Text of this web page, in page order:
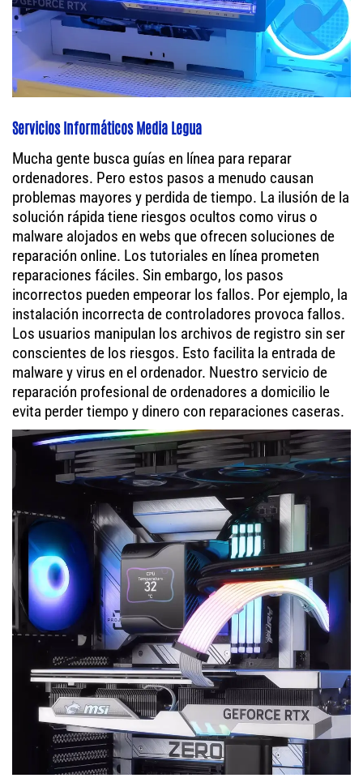
Servicios Informáticos Media Legua
Mucha gente busca guías en línea para reparar
ordenadores. Pero estos pasos a menudo causan
problemas mayores y perdida de tiempo. La ilusión de la
solución rápida tiene riesgos ocultos como virus o
malware alojados en webs que ofrecen soluciones de
reparación online. Los tutoriales en línea prometen
reparaciones fáciles. Sin embargo, los pasos
incorrectos pueden empeorar los fallos. Por ejemplo, la
instalación incorrecta de controladores provoca fallos.
Los usuarios manipulan los archivos de registro sin ser
conscientes de los riesgos. Esto facilita la entrada de
malware y virus en el ordenador. Nuestro servicio de
reparación profesional de ordenadores a domicilio le
evita perder tiempo y dinero con reparaciones caseras.